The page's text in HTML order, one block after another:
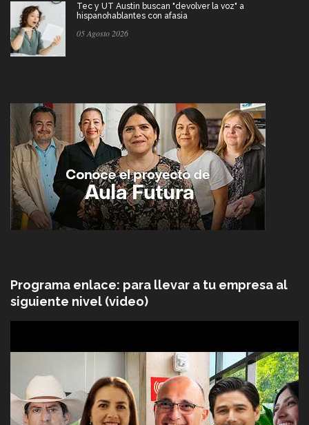
Tec y UT Austin buscan "devolver la voz" a
hispanohablantes con afasia
05 Agosto 2026
Programa enlace: para llevar a tu empresa al
siguiente nivel (video)